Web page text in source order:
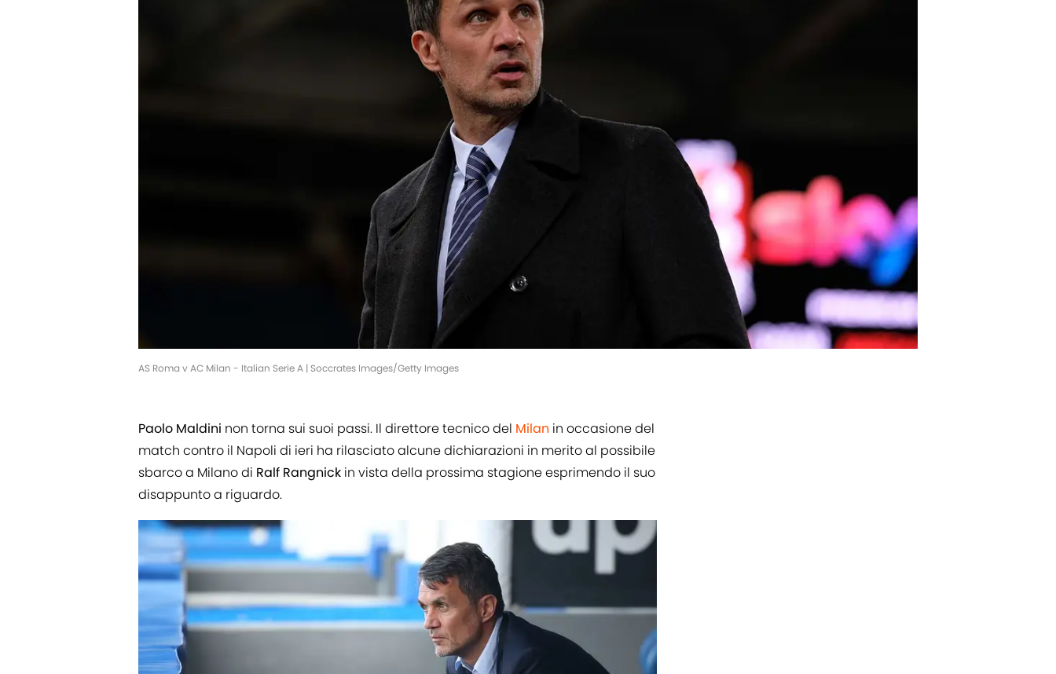
AS Roma v AC Milan - Italian Serie A | Soccrates Images/Getty Images
Paolo Maldini non torna sui suoi passi. Il direttore tecnico del Milan in occasione del
match contro il Napoli di ieri ha rilasciato alcune dichiarazioni in merito al possibile
sbarco a Milano di Ralf Rangnick in vista della prossima stagione esprimendo il suo
disappunto a riguardo.